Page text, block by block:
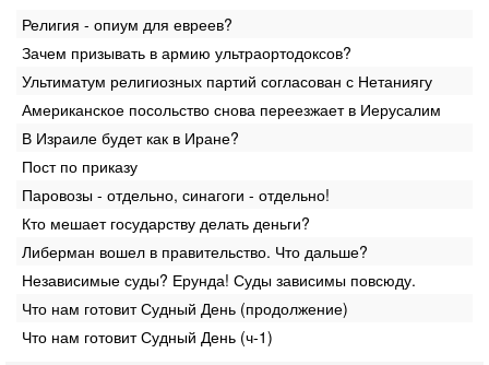
Религия - опиум для евреев?
Зачем призывать в армию ультраортодоксов?
Ультиматум религиозных партий согласован с Нетаниягу
Американское посольство снова переезжает в Иерусалим
В Израиле будет как в Иране?‎
Пост по приказу
Паровозы - отдельно, синагоги - отдельно!
Кто мешает государству делать деньги?
Либерман вошел в правительство. Что дальше?
Независимые суды? Ерунда! Суды зависимы повсюду.
Что нам готовит Судный День (продолжение)
Что нам готовит Судный День (ч-1)